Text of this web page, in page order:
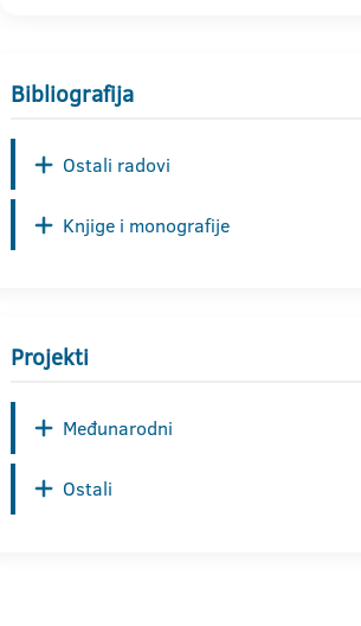
Bibliografija
Ostali radovi
Knjige i monografije
Projekti
Međunarodni
Ostali